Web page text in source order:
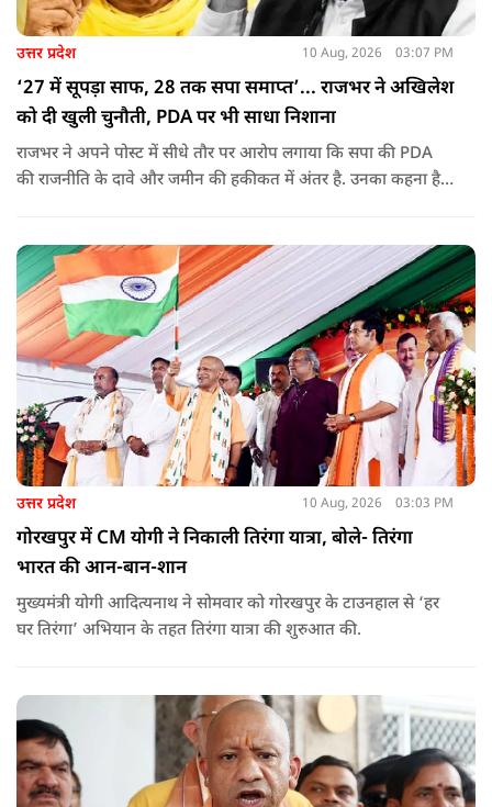
उत्तर प्रदेश 10 Aug, 2026 03:07 PM
‘27 में सूपड़ा साफ, 28 तक सपा समाप्त’... राजभर ने अखिलेश
को दी खुली चुनौती, PDA पर भी साधा निशाना
राजभर ने अपने पोस्ट में सीधे तौर पर आरोप लगाया कि सपा की PDA
की राजनीति के दावे और जमीन की हकीकत में अंतर है. उनका कहना है
चाहिए.
उत्तर प्रदेश 10 Aug, 2026 03:03 PM
गोरखपुर में CM योगी ने निकाली तिरंगा यात्रा, बोले- तिरंगा
भारत की आन-बान-शान
मुख्यमंत्री योगी आदित्यनाथ ने सोमवार को गोरखपुर के टाउनहाल से ‘हर
घर तिरंगा’ अभियान के तहत तिरंगा यात्रा की शुरुआत की.